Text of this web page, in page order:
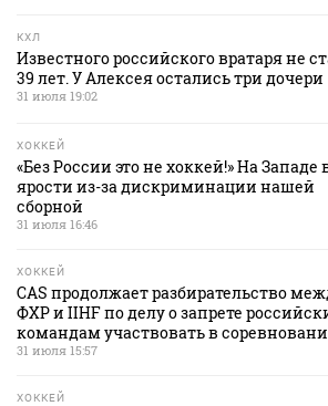
КХЛ
Известного российского вратаря не
39 лет. У Алексея остались три дочери
31 июля 19:02
ХОККЕЙ
«Без России это не хоккей!» На Западе
ярости из-за дискриминации нашей
сборной
31 июля 16:46
ХОККЕЙ
CAS продолжает разбирательство
ФХР и IIHF по делу о запрете
командам участвовать в
31 июля 15:57
ХОККЕЙ